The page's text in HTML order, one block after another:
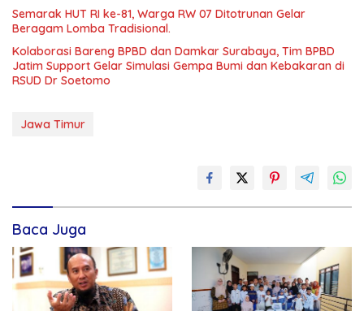
Semarak HUT RI ke-81, Warga RW 07 Ditotrunan Gelar
Beragam Lomba Tradisional.
Kolaborasi Bareng BPBD dan Damkar Surabaya, Tim BPBD
Jatim Support Gelar Simulasi Gempa Bumi dan Kebakaran di
RSUD Dr Soetomo
Jawa Timur
Baca Juga